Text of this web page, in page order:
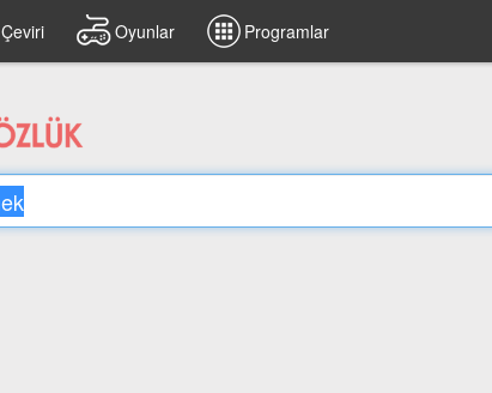
Çeviri Oyunlar Programlar